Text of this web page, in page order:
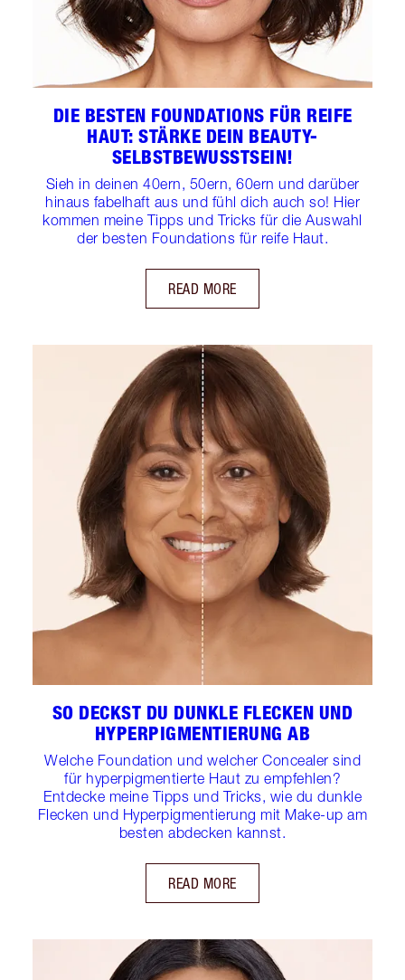
DIE BESTEN FOUNDATIONS FÜR REIFE
HAUT: STÄRKE DEIN BEAUTY-
SELBSTBEWUSSTSEIN!
Sieh in deinen 40ern, 50ern, 60ern und darüber
hinaus fabelhaft aus und fühl dich auch so! Hier
kommen meine Tipps und Tricks für die Auswahl
der besten Foundations für reife Haut.
READ MORE
SO DECKST DU DUNKLE FLECKEN UND
HYPERPIGMENTIERUNG AB
Welche Foundation und welcher Concealer sind
für hyperpigmentierte Haut zu empfehlen?
Entdecke meine Tipps und Tricks, wie du dunkle
Flecken und Hyperpigmentierung mit Make-up am
besten abdecken kannst.
READ MORE